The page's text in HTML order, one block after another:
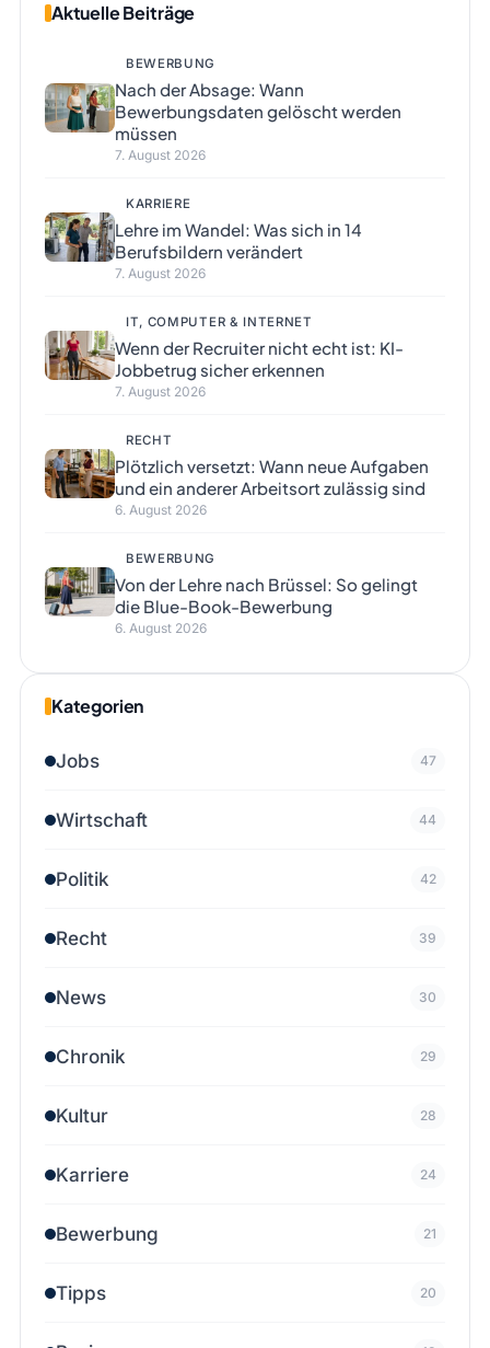
Aktuelle Beiträge
BEWERBUNG
Nach der Absage: Wann
Bewerbungsdaten gelöscht werden
müssen
7. August 2026
KARRIERE
Lehre im Wandel: Was sich in 14
Berufsbildern verändert
7. August 2026
IT, COMPUTER & INTERNET
Wenn der Recruiter nicht echt ist: KI-
Jobbetrug sicher erkennen
7. August 2026
RECHT
Plötzlich versetzt: Wann neue Aufgaben
und ein anderer Arbeitsort zulässig sind
6. August 2026
BEWERBUNG
Von der Lehre nach Brüssel: So gelingt
die Blue-Book-Bewerbung
6. August 2026
Kategorien
Jobs 47
Wirtschaft 44
Politik 42
Recht 39
News 30
Chronik 29
Kultur 28
Karriere 24
Bewerbung 21
Tipps 20